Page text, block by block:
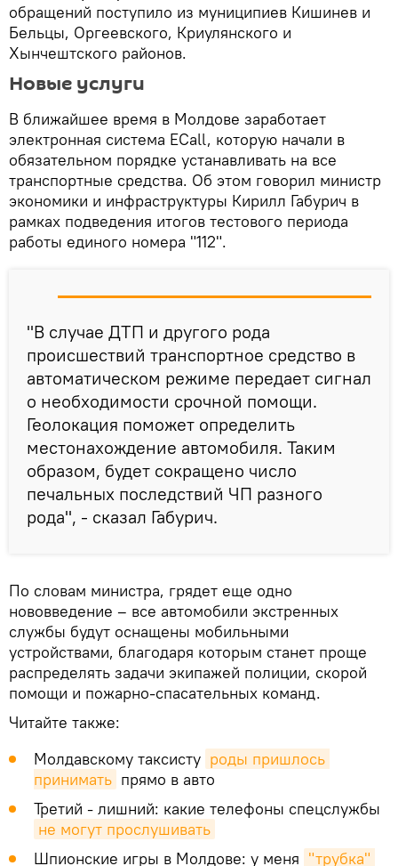
обращений поступило из муниципиев Кишинев и
Бельцы, Оргеевского, Криулянского и
Хынчештского районов.
Новые услуги
В ближайшее время в Молдове заработает
электронная система ECall, которую начали в
обязательном порядке устанавливать на все
транспортные средства. Об этом говорил министр
экономики и инфраструктуры Кирилл Габурич в
рамках подведения итогов тестового периода
работы единого номера "112".
"В случае ДТП и другого рода
происшествий транспортное средство в
автоматическом режиме передает сигнал
о необходимости срочной помощи.
Геолокация поможет определить
местонахождение автомобиля. Таким
образом, будет сокращено число
печальных последствий ЧП разного
рода", - сказал Габурич.
По словам министра, грядет еще одно
нововведение – все автомобили экстренных
службы будут оснащены мобильными
устройствами, благодаря которым станет проще
распределять задачи экипажей полиции, скорой
помощи и пожарно-спасательных команд.
Читайте также:
Молдавскому таксисту роды пришлось
принимать прямо в авто
Третий - лишний: какие телефоны спецслужбы
не могут прослушивать
Шпионские игры в Молдове: у меня "трубка"